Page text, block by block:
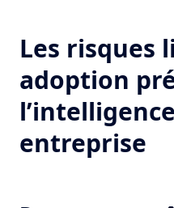
Les risques
adoption
entreprise